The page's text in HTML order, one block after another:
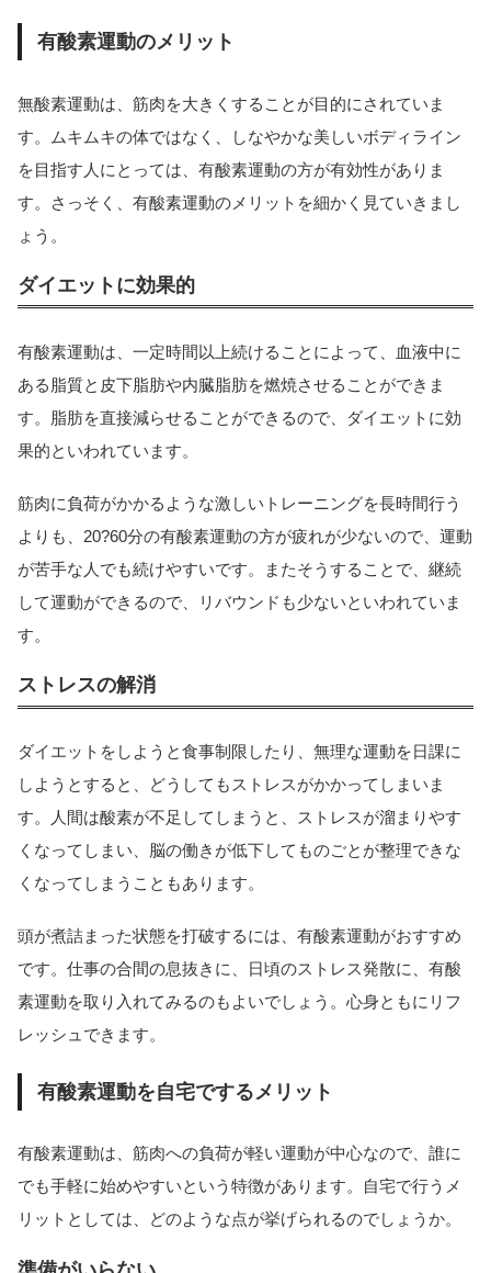
有酸素運動のメリット
無酸素運動は、筋肉を大きくすることが目的にされていま
す。ムキムキの体ではなく、しなやかな美しいボディライン
を目指す人にとっては、有酸素運動の方が有効性がありま
す。さっそく、有酸素運動のメリットを細かく見ていきまし
ょう。
ダイエットに効果的
有酸素運動は、一定時間以上続けることによって、血液中に
ある脂質と皮下脂肪や内臓脂肪を燃焼させることができま
す。脂肪を直接減らせることができるので、ダイエットに効
果的といわれています。
筋肉に負荷がかかるような激しいトレーニングを長時間行う
よりも、20?60分の有酸素運動の方が疲れが少ないので、運動
が苦手な人でも続けやすいです。またそうすることで、継続
して運動ができるので、リバウンドも少ないといわれていま
す。
ストレスの解消
ダイエットをしようと食事制限したり、無理な運動を日課に
しようとすると、どうしてもストレスがかかってしまいま
す。人間は酸素が不足してしまうと、ストレスが溜まりやす
くなってしまい、脳の働きが低下してものごとが整理できな
くなってしまうこともあります。
頭が煮詰まった状態を打破するには、有酸素運動がおすすめ
です。仕事の合間の息抜きに、日頃のストレス発散に、有酸
素運動を取り入れてみるのもよいでしょう。心身ともにリフ
レッシュできます。
有酸素運動を自宅でするメリット
有酸素運動は、筋肉への負荷が軽い運動が中心なので、誰に
でも手軽に始めやすいという特徴があります。自宅で行うメ
リットとしては、どのような点が挙げられるのでしょうか。